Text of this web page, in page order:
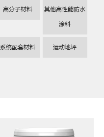
高分子材料 其他高性能防水
涂料
系统配套材料 运动地坪